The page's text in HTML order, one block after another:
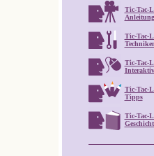
Tic-Tac-
Anleitung
Tic-Tac-
Tic-Tac-
Interaktiv
Tic-Tac-
Tipps
Tic-Tac-